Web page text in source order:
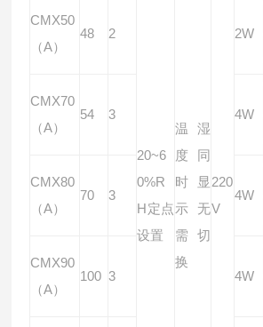
CMX50
（A）
48 2
20~6
0%R
H定点
设置
温湿
度同
时显
示无
需切
换
220
V
2W
CMX70
（A）
54 3 4W
CMX80
（A）
70 3 4W
CMX90
（A）
100 3 4W